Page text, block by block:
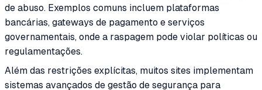
de abuso. Exemplos comuns incluem plataformas
bancárias, gateways de pagamento e serviços
governamentais, onde a raspagem pode violar políticas ou
regulamentações.
Além das restrições explícitas, muitos sites implementam
sistemas avançados de gestão de segurança para